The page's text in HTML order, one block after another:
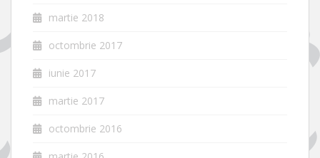
martie 2018
octombrie 2017
iunie 2017
martie 2017
octombrie 2016